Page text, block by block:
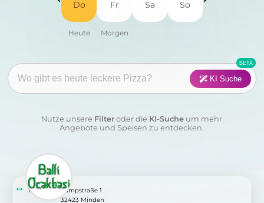
Fisch Fleisch
Pasta
Sushi Vegan
Kategorie:
Do Fr Sa So
KI Suche
Nutze unsere Filter oder die KI-Suche um mehr
Angebote und Speisen zu entdecken.
104 m
Kampstraße 1
32423 Minden